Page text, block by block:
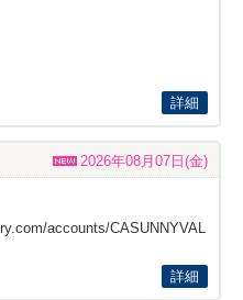
詳細
2026年08月07日(金)
accounts/CASUNNYVAL
詳細